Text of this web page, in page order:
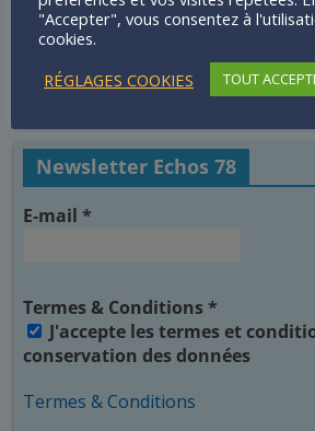
Newsletter Echos 78
E-mail*
Termes & Conditions*
J'accepte les termes et
conservation des données
Termes & Conditions
"Accepter", vous consentez à
cookies.
RÉGLAGES COOKIES
TOUT